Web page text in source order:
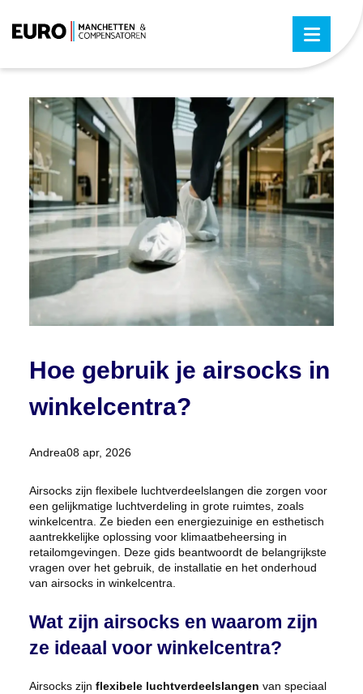
Hoe gebruik je airsocks in
winkelcentra?
Posted
Andrea08 apr, 2026
Airsocks zijn flexibele luchtverdeelslangen die zorgen voor
een gelijkmatige luchtverdeling in grote ruimtes, zoals
winkelcentra. Ze bieden een energiezuinige en esthetisch
aantrekkelijke oplossing voor klimaatbeheersing in
retailomgevingen. Deze gids beantwoordt de belangrijkste
vragen over het gebruik, de installatie en het onderhoud
van airsocks in winkelcentra.
Wat zijn airsocks en waarom zijn
ze ideaal voor winkelcentra?
Airsocks zijn flexibele luchtverdeelslangen van speciaal